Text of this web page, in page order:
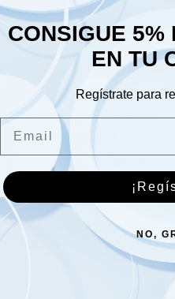
Kit de manguera de freno
57.00€
CONSIGUE 5%
EN TU
Regístrate para
NO,